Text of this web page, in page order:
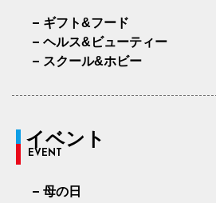
ギフト&フード
ヘルス&ビューティー
スクール&ホビー
イベント
EVENT
母の日